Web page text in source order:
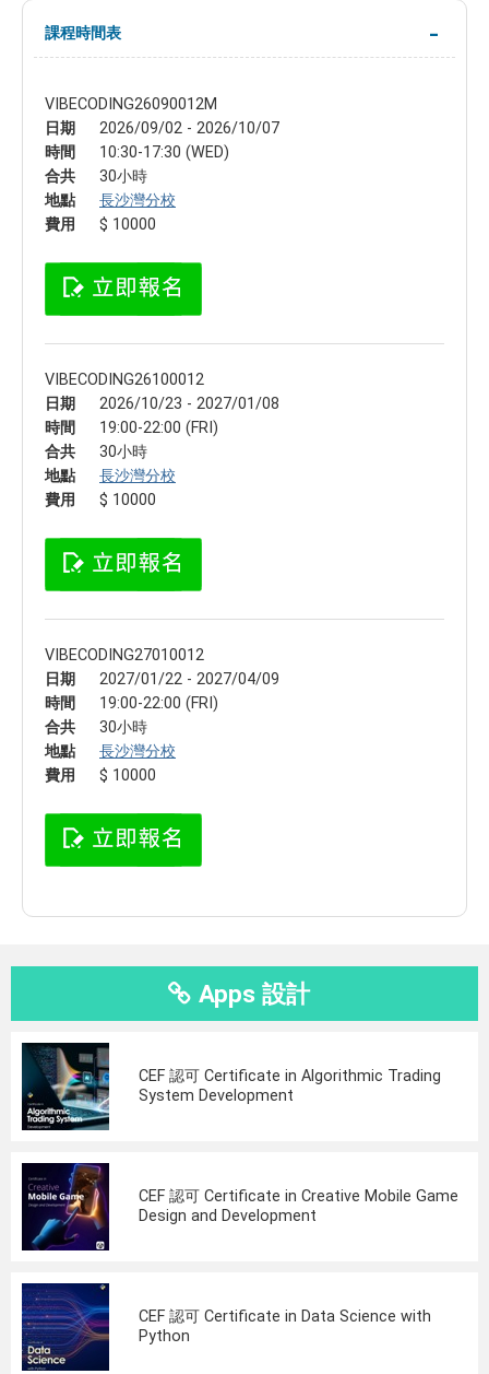
課程時間表
VIBECODING26090012M
日期
2026/09/02 - 2026/10/07
時間
10:30-17:30 (WED)
合共
30小時
地點
長沙灣分校
費用
$ 10000
VIBECODING26100012
日期
2026/10/23 - 2027/01/08
時間
19:00-22:00 (FRI)
合共
30小時
地點
長沙灣分校
費用
$ 10000
VIBECODING27010012
日期
2027/01/22 - 2027/04/09
時間
19:00-22:00 (FRI)
合共
30小時
地點
長沙灣分校
費用
$ 10000
Apps 設計
CEF 認可 Certificate in Algorithmic Trading
System Development
CEF 認可 Certificate in Creative Mobile Game
Design and Development
CEF 認可 Certificate in Data Science with
Python